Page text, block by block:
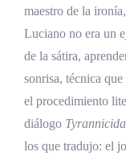
maestro de la
Luciano no era un
de la sátira,
sonrisa, técnica
el procedimiento
diálogo Tyrannicida
los que tradujo: el